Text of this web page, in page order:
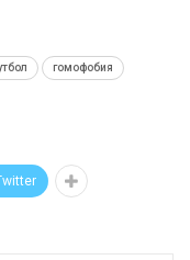
гомофобия